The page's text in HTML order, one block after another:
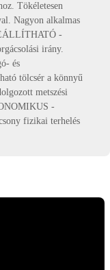
Tökéletesen
Nagyon alkalmas
-
irány.
és
tölcsér a könnyű
metszési
-
fizikai terhelés